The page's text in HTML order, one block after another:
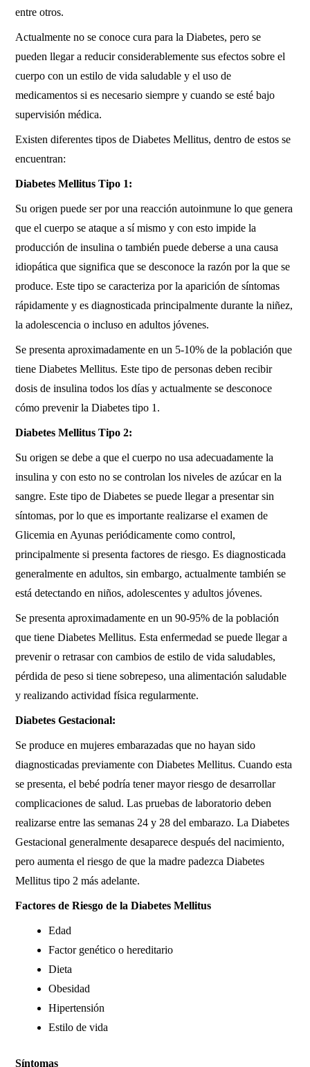
entre otros.
Actualmente no se conoce cura para la Diabetes, pero se
pueden llegar a reducir considerablemente sus efectos sobre el
cuerpo con un estilo de vida saludable y el uso de
medicamentos si es necesario siempre y cuando se esté bajo
supervisión médica.
Existen diferentes tipos de Diabetes Mellitus, dentro de estos se
encuentran:
Diabetes Mellitus Tipo 1:
Su origen puede ser por una reacción autoinmune lo que genera
que el cuerpo se ataque a sí mismo y con esto impide la
producción de insulina o también puede deberse a una causa
idiopática que significa que se desconoce la razón por la que se
produce. Este tipo se caracteriza por la aparición de síntomas
rápidamente y es diagnosticada principalmente durante la niñez,
la adolescencia o incluso en adultos jóvenes.
Se presenta aproximadamente en un 5-10% de la población que
tiene Diabetes Mellitus. Este tipo de personas deben recibir
dosis de insulina todos los días y actualmente se desconoce
cómo prevenir la Diabetes tipo 1.
Diabetes Mellitus Tipo 2:
Su origen se debe a que el cuerpo no usa adecuadamente la
insulina y con esto no se controlan los niveles de azúcar en la
sangre. Este tipo de Diabetes se puede llegar a presentar sin
síntomas, por lo que es importante realizarse el examen de
Glicemia en Ayunas periódicamente como control,
principalmente si presenta factores de riesgo. Es diagnosticada
generalmente en adultos, sin embargo, actualmente también se
está detectando en niños, adolescentes y adultos jóvenes.
Se presenta aproximadamente en un 90-95% de la población
que tiene Diabetes Mellitus. Esta enfermedad se puede llegar a
prevenir o retrasar con cambios de estilo de vida saludables,
pérdida de peso si tiene sobrepeso, una alimentación saludable
y realizando actividad física regularmente.
Diabetes Gestacional:
Se produce en mujeres embarazadas que no hayan sido
diagnosticadas previamente con Diabetes Mellitus. Cuando esta
se presenta, el bebé podría tener mayor riesgo de desarrollar
complicaciones de salud. Las pruebas de laboratorio deben
realizarse entre las semanas 24 y 28 del embarazo. La Diabetes
Gestacional generalmente desaparece después del nacimiento,
pero aumenta el riesgo de que la madre padezca Diabetes
Mellitus tipo 2 más adelante.
Factores de Riesgo de la Diabetes Mellitus
Edad
Factor genético o hereditario
Dieta
Obesidad
Hipertensión
Estilo de vida
Síntomas